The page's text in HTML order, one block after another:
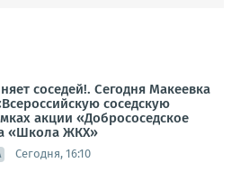
соседей!. Сегодня Макеевка
соседскую
акции «Добрососедское
«Школа ЖКХ»
Сегодня, 16:10